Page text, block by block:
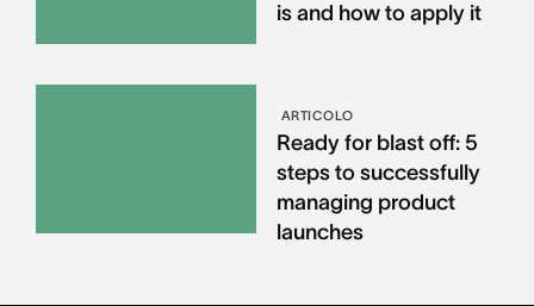
is and how to apply it
ARTICOLO
Ready for blast off: 5
steps to successfully
managing product
launches